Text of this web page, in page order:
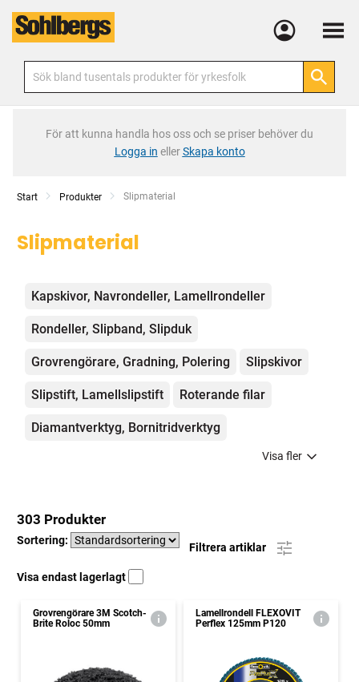
Meny
För att kunna handla hos oss och se priser behöver du
Logga in ellerSkapa konto
Start Produkter Current:
Slipmaterial
Slipmaterial
Kategorier
Kapskivor, Navrondeller, Lamellrondeller
Rondeller, Slipband, Slipduk
Grovrengörare, Gradning, Polering Slipskivor
Slipstift, Lamellslipstift Roterande filar
Diamantverktyg, Bornitridverktyg
Visa fler
303 Produkter
Sortering:
Filtrera artiklar
Visa endast lagerlagt
Grovrengörare 3M Scotch-
Brite Roloc 50mm
Lamellrondell FLEXOVIT
Perflex 125mm P120